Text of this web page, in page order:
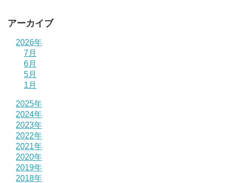
アーカイブ
2026年
7月
6月
5月
1月
2025年
2024年
2023年
2022年
2021年
2020年
2019年
2018年